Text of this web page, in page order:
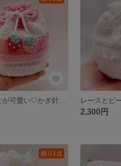
ミニいちごが可愛い♡かぎ針編み巾着(内布付き)
2,300円
残り1点